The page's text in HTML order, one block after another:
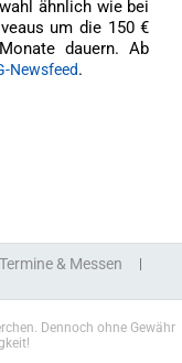
ähnlich wie bei
um die 150 €
dauern. Ab
Newsfeed.
Termine & Messen
Dennoch ohne Gewähr